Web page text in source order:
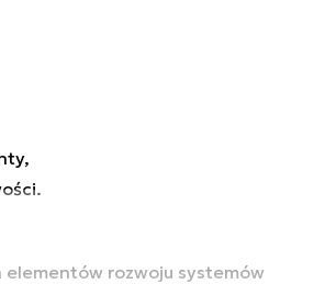
elementów rozwoju systemów